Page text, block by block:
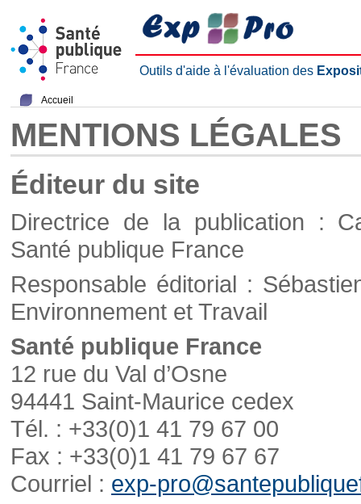
Outils d'aide à l'évaluation des
Accueil
MENTIONS LÉGALES
Éditeur du site
Directrice de la publication :
Santé publique France
Responsable éditorial :
Environnement et Travail
Santé publique France
12 rue du Val d’Osne
94441 Saint-Maurice cedex
Tél. : +33(0)1 41 79 67 00
Fax : +33(0)1 41 79 67 67
Courriel : exp-